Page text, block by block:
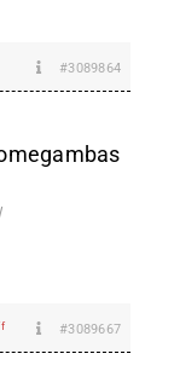
#3089864
#3089667